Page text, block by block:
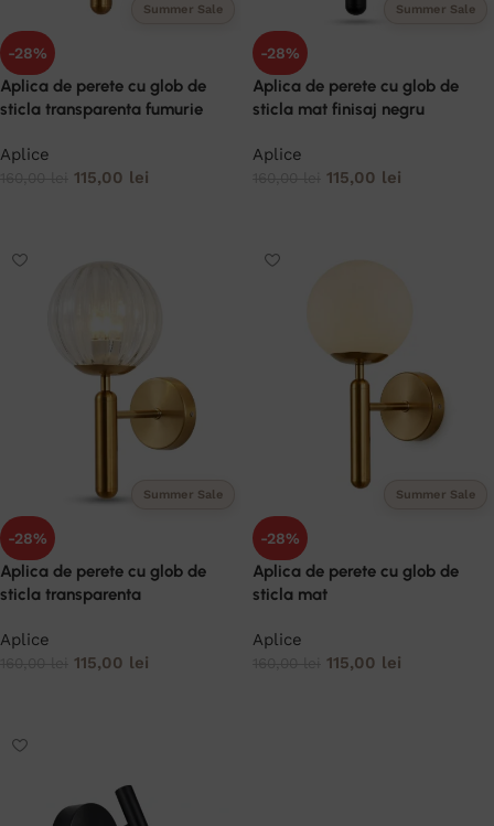
Summer Sale
-28%
Aplica de perete cu glob de
sticla transparenta fumurie
Aplice
115,00 lei
Summer Sale
-28%
Aplica de perete cu glob de
sticla mat finisaj negru
Aplice
115,00 lei
Summer Sale
-28%
Aplica de perete cu glob de
sticla transparenta
Aplice
115,00 lei
Summer Sale
-28%
Aplica de perete cu glob de
sticla mat
Aplice
115,00 lei